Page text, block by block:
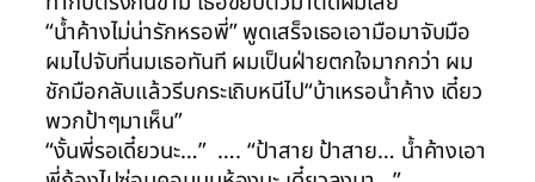
“น้ำค้างไม่น่ารักหรอพี่” พูดเสร็จเธอเอามือมาจับมือ
ผมไปจับที่นมเธอทันที ผมเป็นฝ่ายตกใจมากกว่า ผม
ชักมือกลับแล้วรีบกระเถิบหนีไป“บ้าเหรอน้ำค้าง เดี๋ยว
พวกป้าๆมาเห็น”
“งั้นพี่รอเดี๋ยวนะ…” …. “ป้าสาย ป้าสาย… น้ำค้างเอา